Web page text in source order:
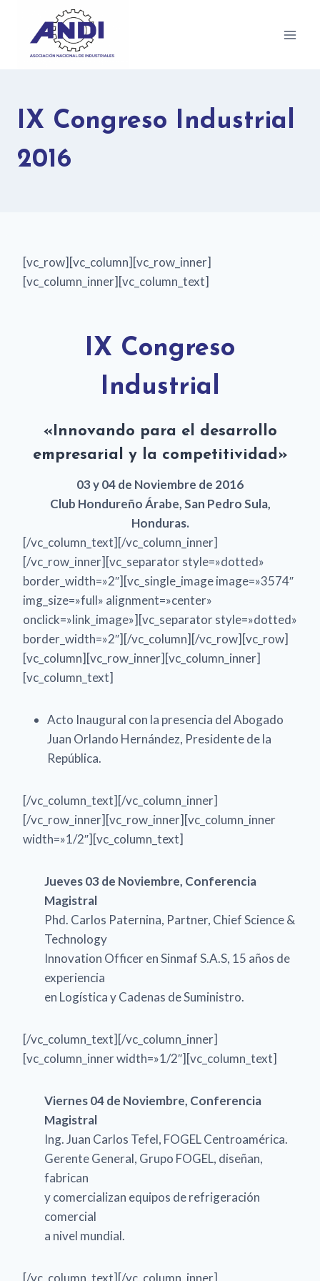
IX Congreso Industrial
2016
[vc_row][vc_column][vc_row_inner]
[vc_column_inner][vc_column_text]
IX Congreso
Industrial
«Innovando para el desarrollo
empresarial y la competitividad»
03 y 04 de Noviembre de 2016
Club Hondureño Árabe, San Pedro Sula,
Honduras.
[/vc_column_text][/vc_column_inner]
[/vc_row_inner][vc_separator style=»dotted»
border_width=»2″][vc_single_image image=»3574″
img_size=»full» alignment=»center»
onclick=»link_image»][vc_separator style=»dotted»
border_width=»2″][/vc_column][/vc_row][vc_row]
[vc_column][vc_row_inner][vc_column_inner]
[vc_column_text]
Acto Inaugural con la presencia del Abogado
Juan Orlando Hernández, Presidente de la
República.
[/vc_column_text][/vc_column_inner]
[/vc_row_inner][vc_row_inner][vc_column_inner
width=»1/2″][vc_column_text]
Jueves 03 de Noviembre, Conferencia
Magistral
Phd. Carlos Paternina, Partner, Chief Science &
Technology
Innovation Officer en Sinmaf S.A.S, 15 años de
experiencia
en Logística y Cadenas de Suministro.
[/vc_column_text][/vc_column_inner]
[vc_column_inner width=»1/2″][vc_column_text]
Viernes 04 de Noviembre, Conferencia
Magistral
Ing. Juan Carlos Tefel, FOGEL Centroamérica.
Gerente General, Grupo FOGEL, diseñan,
fabrican
y comercializan equipos de refrigeración
comercial
a nivel mundial.
[/vc_column_text][/vc_column_inner]